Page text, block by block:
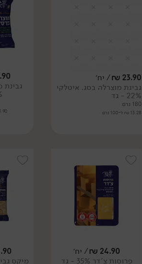
23.90
₪/ יח׳
גבינת מוצרלה בסג. איטלקי
22% - גד
180 גרם
13.28 ₪ ל-100 גרם 13.90 ₪ ל-
24.90
₪/ יח׳
פרוסות צ'דר 35% - גד
מיקס